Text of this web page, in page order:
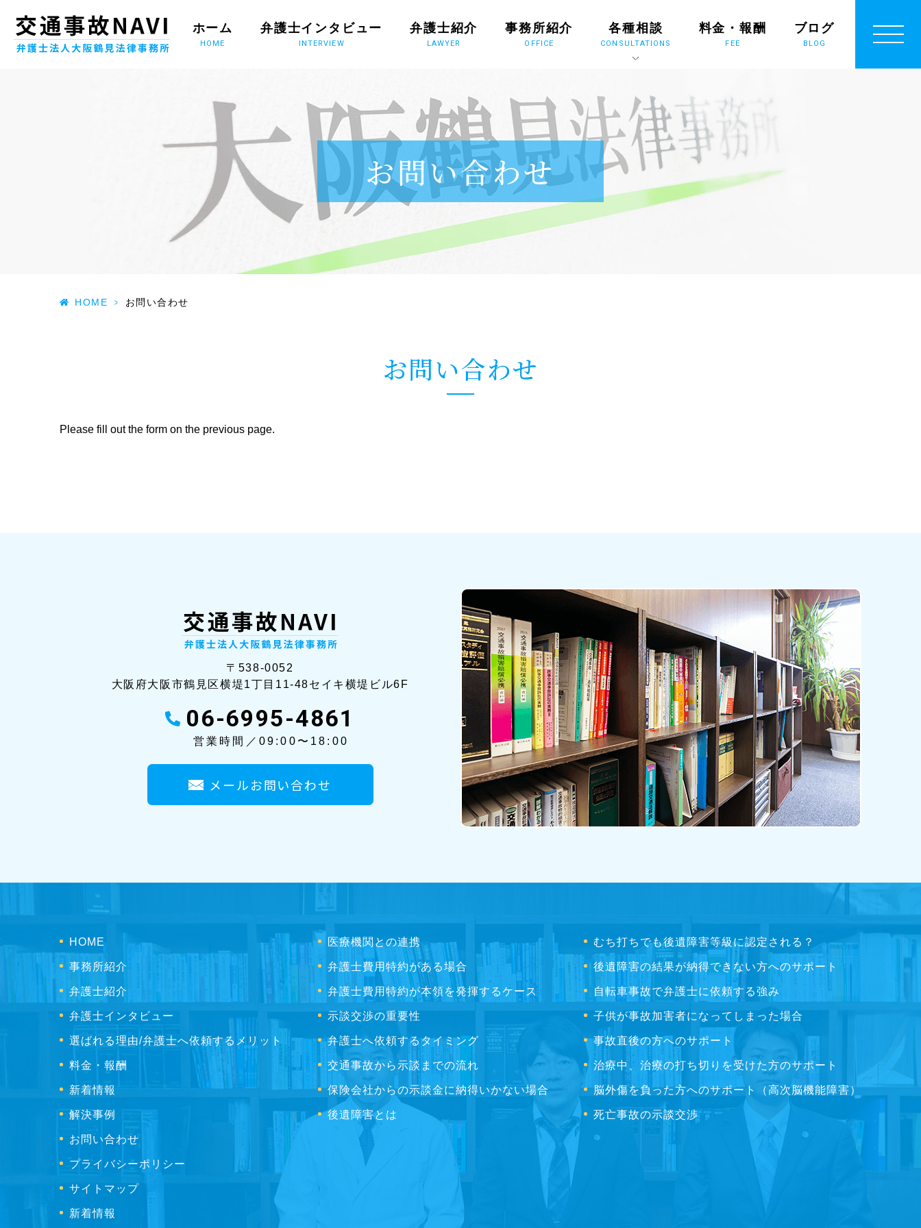
ホーム
HOME
弁護士インタビュー
INTERVIEW
弁護士紹介
LAWYER
事務所紹介
OFFICE
各種相談
CONSULTATIONS
料金・報酬
FEE
ブログ
BLOG
お問い合わせ
HOME > お問い合わせ
お問い合わせ
Please fill out the form on the previous page.
〒538-0052
大阪府大阪市鶴見区横堤1丁目11-48セイ キ横堤ビル6F
06-6995-4861
営業時間／09:00〜18:00
メールお問い合わせ
HOME
事務所紹介
弁護士紹介
弁護士インタビュー
選ばれる理由/弁護士へ依頼するメリット
料金・報酬
新着情報
解決事例
お問い合わせ
プライバシーポリシー
サイトマップ
新着情報
医療機関との連携
弁護士費用特約がある場合
弁護士費用特約が本領を発揮するケース
示談交渉の重要性
弁護士へ依頼するタイミング
交通事故から示談までの流れ
保険会社からの示談金に納得いかない場合
後遺障害とは
むち打ちでも後遺障害等級に認定される？
後遺障害の結果が納得できない方へのサポート
自転車事故で弁護士に依頼する強み
子供が事故加害者になってしまった場合
事故直後の方へのサポート
治療中、治療の打ち切りを受けた方のサポート
脳外傷を負った方へのサポート（高次脳機能障害）
死亡事故の示談交渉